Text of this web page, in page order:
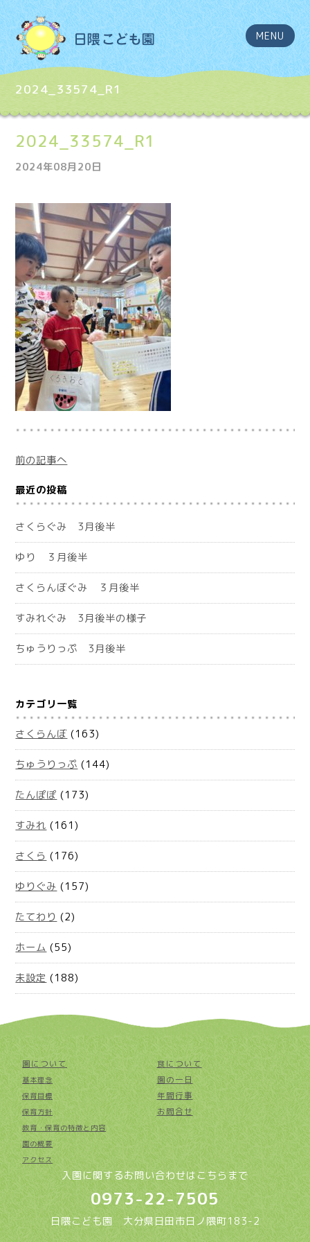
MENU
2024_33574_R1
2024_33574_R1
2024年08月20日
前の記事へ
最近の投稿
さくらぐみ 3月後半
ゆり ３月後半
さくらんぼぐみ ３月後半
すみれぐみ 3月後半の様子
ちゅうりっぷ 3月後半
カテゴリ一覧
さくらんぼ (163)
ちゅうりっぷ (144)
たんぽぽ (173)
すみれ (161)
さくら (176)
ゆりぐみ (157)
たてわり (2)
ホーム (55)
未設定 (188)
園について
基本理念
保育目標
保育方針
教育・保育の特徴と内容
園の概要
アクセス
食について
園の一日
年間行事
お問合せ
入園に関するお問い合わせはこちらまで
0973-22-7505
日隈こども園 大分県日田市日ノ隈町183-2